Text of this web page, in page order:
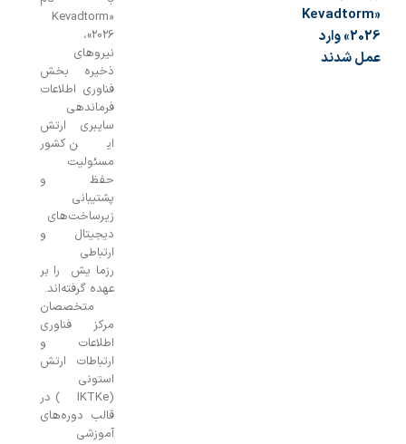
2026» وارد
شدند
«Kevadtorm
نیروهای
ذخیره بخش
فناوری اطلاعات
فرماندهی
سایبری ارتش
این کشور
مسئولیت
حفظ و
پشتیبانی
زیرساخت‌های
دیجیتال و
رزمایش را بر
عهده گرفته‌اند.
متخصصان
مرکز فناوری
اطلاعات و
ارتباطات ارتش
استونی
(IKTKe) در
قالب دوره‌های
آموزشی